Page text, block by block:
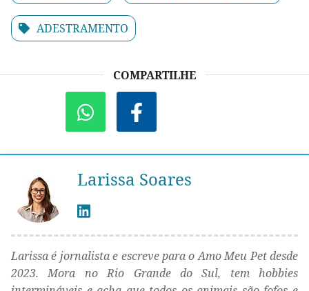
ADESTRAMENTO
COMPARTILHE
Larissa Soares
Larissa é jornalista e escreve para o Amo Meu Pet desde
2023. Mora no Rio Grande do Sul, tem hobbies